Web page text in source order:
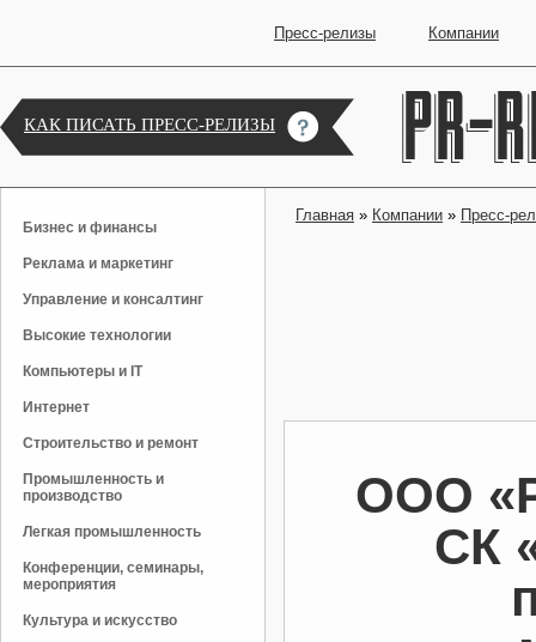
Пресс-релизы Компании
КАК ПИСАТЬ ПРЕСС-РЕЛИЗЫ
Бизнес и финансы
Реклама и маркетинг
Управление и консалтинг
Высокие технологии
Компьютеры и IT
Интернет
Строительство и ремонт
Промышленность и
производство
Легкая промышленность
Конференции, семинары,
мероприятия
Культура и искусство
Главная » Компании » Пресс-
ООО
СК